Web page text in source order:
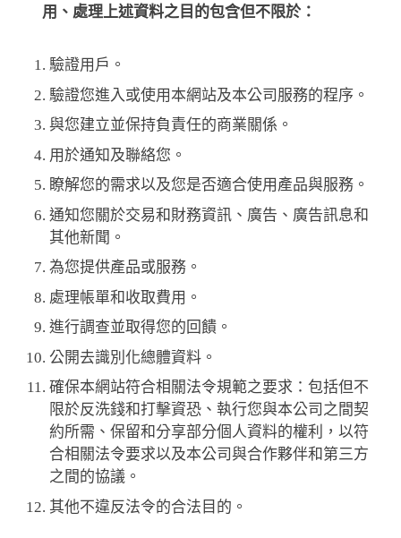
用、處理上述資料之目的包含但不限於：
驗證用戶。
驗證您進入或使用本網站及本公司服務的程序。
與您建立並保持負責任的商業關係。
用於通知及聯絡您。
瞭解您的需求以及您是否適合使用產品與服務。
通知您關於交易和財務資訊、廣告、廣告訊息和
其他新聞。
為您提供產品或服務。
處理帳單和收取費用。
進行調查並取得您的回饋。
公開去識別化總體資料。
確保本網站符合相關法令規範之要求：包括但不
限於反洗錢和打擊資恐、執行您與本公司之間契
約所需、保留和分享部分個人資料的權利，以符
合相關法令要求以及本公司與合作夥伴和第三方
之間的協議。
其他不違反法令的合法目的。